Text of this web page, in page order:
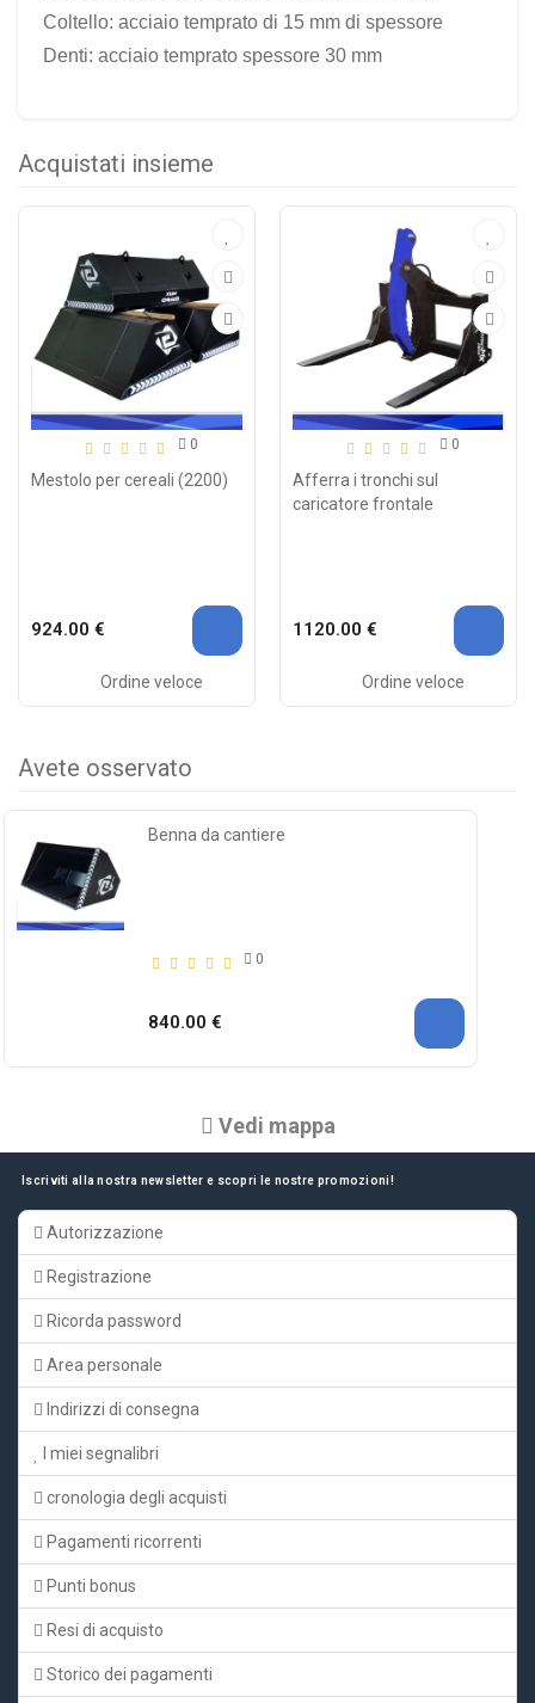
Coltello: acciaio temprato di 15 mm di spessore
Denti: acciaio temprato spessore 30 mm
Acquistati insieme
0
Mestolo per cereali (2200)
924.00 €
Ordine veloce
0
Afferra i tronchi sul
caricatore frontale
1120.00 €
Ordine veloce
Avete osservato
Benna da cantiere
0
840.00 €
Vedi mappa
Iscriviti alla nostra newsletter e scopri le nostre promozioni!
Autorizzazione
Registrazione
Ricorda password
Area personale
Indirizzi di consegna
I miei segnalibri
cronologia degli acquisti
Pagamenti ricorrenti
Punti bonus
Resi di acquisto
Storico dei pagamenti